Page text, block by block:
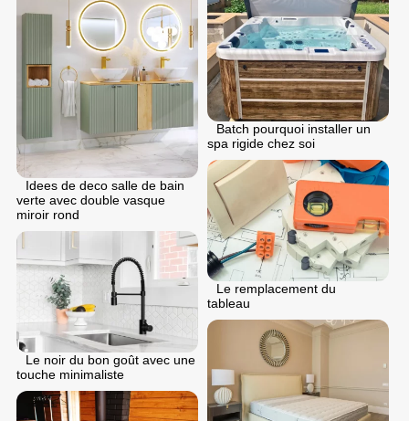
Batch pourquoi installer un
spa rigide chez soi
Idees de deco salle de bain
verte avec double vasque
miroir rond
Le remplacement du
tableau
Le noir du bon goût avec une
touche minimaliste